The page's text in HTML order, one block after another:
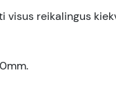
visus reikalingus